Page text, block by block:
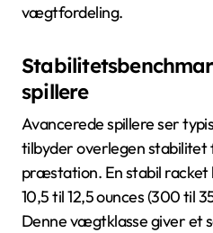
vægtfordeling.
spillere
Avancerede spillere ser
tilbyder overlegen
præstation. En stabil racket
10,5 til 12,5 ounces (300 til
Denne vægtklasse giver et